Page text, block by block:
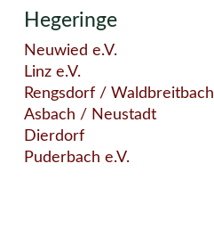
Hegeringe
Neuwied e.V.
Linz e.V.
Rengsdorf / Waldbreitbach
Asbach / Neustadt
Dierdorf
Puderbach e.V.